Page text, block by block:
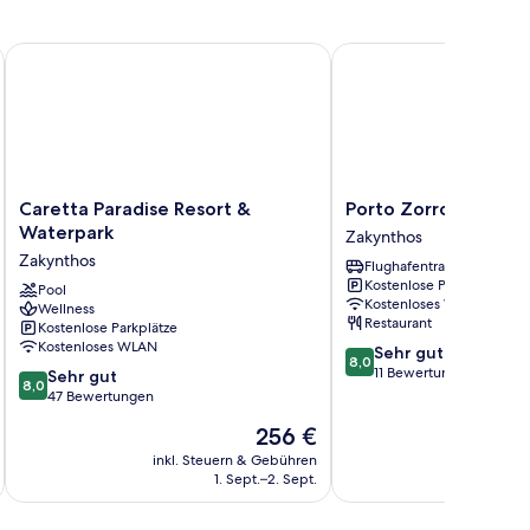
Caretta
Paradise
&
Waterpark
Zakynthos
Caretta Paradise Resort &
Waterpark
Zakynthos
Pool
Wellness
Kostenlose Parkplätze
Kostenloses WLAN
8.0
von
Bewertungen
8,0 Sehr gut
47 Bewertungen
Der
Preis
beträgt
256 €
inkl. Steuern & Gebühren
1. Sept.–2. Sept.
Caretta Paradise Resort & Waterpark
Porto
Zorro
Beach
Hotel
Zakynthos
Porto Zorro Beach
Zakynthos
Flughafentransfer
Kostenlose Parkplätze
Kostenloses WLAN
Restaurant
8.0
von
8,0 Sehr gut
11 Bewertungen
Porto Zorro Beach